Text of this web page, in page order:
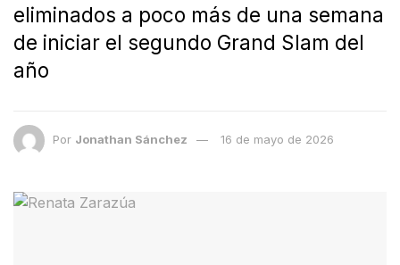
eliminados a poco más de una semana
de iniciar el segundo Grand Slam del
año
Por Jonathan Sánchez 16 de mayo de 2026